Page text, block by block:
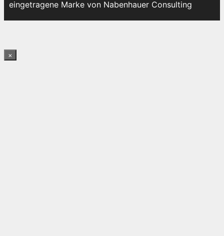
eingetragene Marke von Nabenhauer Consulting
×